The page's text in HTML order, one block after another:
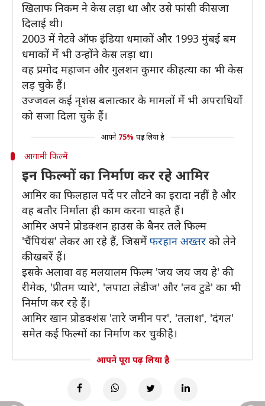
खिलाफ निकम ने केस लड़ा था और उसे फांसी की सजा
दिलाई थी।
2003 में गेटवे ऑफ इंडिया धमाकों और 1993 मुंबई बम
धमाकों में भी उन्होंने केस लड़ा था।
वह प्रमोद महाजन और गुलशन कुमार की हत्या का भी केस
लड़ चुके हैं।
उज्जवल कई नृशंस बलात्कार के मामलों में भी अपराधियों
को सजा दिला चुके हैं।
आपने 75% पढ़ लिया है
आगामी फिल्में
इन फिल्मों का निर्माण कर रहे आमिर
आमिर का फिलहाल पर्दे पर लौटने का इरादा नहीं है और
वह बतौर निर्माता ही काम करना चाहते हैं।
आमिर अपने प्रोडक्शन हाउस के बैनर तले फिल्म
'चैंपियंस' लेकर आ रहे हैं, जिसमें फरहान अख्तर को लेने
की खबरें हैं।
इसके अलावा वह मलयालम फिल्म 'जय जय जय हे' की
रीमेक, 'प्रीतम प्यारे', 'लपाटा लेडीज' और 'लव टुडे' का भी
निर्माण कर रहे हैं।
आमिर खान प्रोडक्शंस 'तारे जमीन पर', 'तलाश', 'दंगल'
समेत कई फिल्मों का निर्माण कर चुकी है।
आपने पूरा पढ़ लिया है